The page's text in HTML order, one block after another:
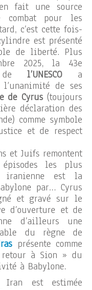
fait une source
combat pour les
c’est cette fois-
est présenté
de liberté. Plus
2025, la 43e
de l’UNESCO a
de ses
de Cyrus(toujours
déclaration des
comme symbole
et de respect
et Juifs remontent
les plus
iranienne est la
par… Cyrus
et gravé sur le
d’ouverture et de
d’ailleurs une
du règne de
présente comme
à Sion » du
à Babylone.
Iran est estimée